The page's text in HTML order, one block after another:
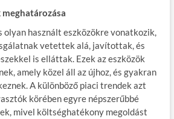
olyan használt eszközökre vonatkozik,
vetettek alá, javítottak, és
is elláttak. Ezek az eszközök
amely közel áll az újhoz, és gyakran
A különböző piaci trendek azt
körében egyre népszerűbbé
mivel költséghatékony megoldást